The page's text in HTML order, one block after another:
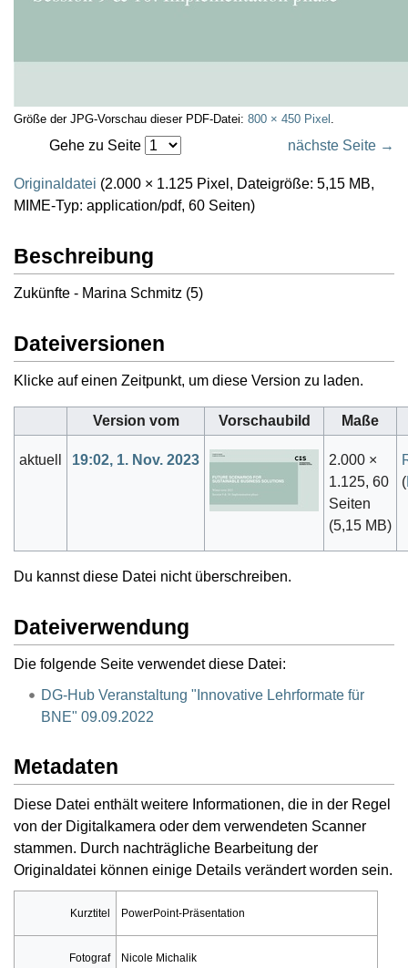
Größe der JPG-Vorschau dieser PDF-Datei: 800 × 450 Pixel .
Gehe zu Seite nächste Seite →
Originaldatei (2.000 × 1.125 Pixel, Dateigröße: 5,15 MB,
MIME-Typ: application/pdf, 60 Seiten)
Beschreibung
Zukünfte - Marina Schmitz (5)
Dateiversionen
Klicke auf einen Zeitpunkt, um diese Version zu laden.
Version vom Vorschaubild Maße
aktuell 19:02, 1. Nov. 2023
2.000 ×
1.125, 60
Seiten
(5,15 MB)
(
Du kannst diese Datei nicht überschreiben.
Dateiverwendung
Die folgende Seite verwendet diese Datei:
DG-Hub Veranstaltung "Innovative Lehrformate für
BNE" 09.09.2022
Metadaten
Diese Datei enthält weitere Informationen, die in der Regel
von der Digitalkamera oder dem verwendeten Scanner
stammen. Durch nachträgliche Bearbeitung der
Originaldatei können einige Details verändert worden sein.
Kurztitel PowerPoint-Präsentation
Fotograf Nicole Michalik